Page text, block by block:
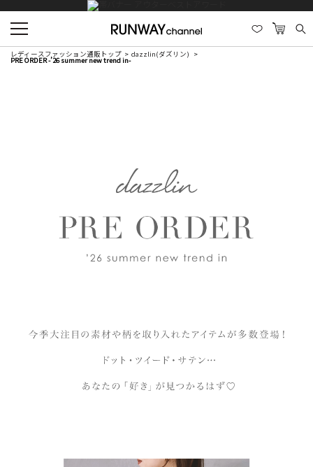
レディースファッション通販トップ dazzlin(ダズリン)
PRE ORDER -’26 summer new trend in-